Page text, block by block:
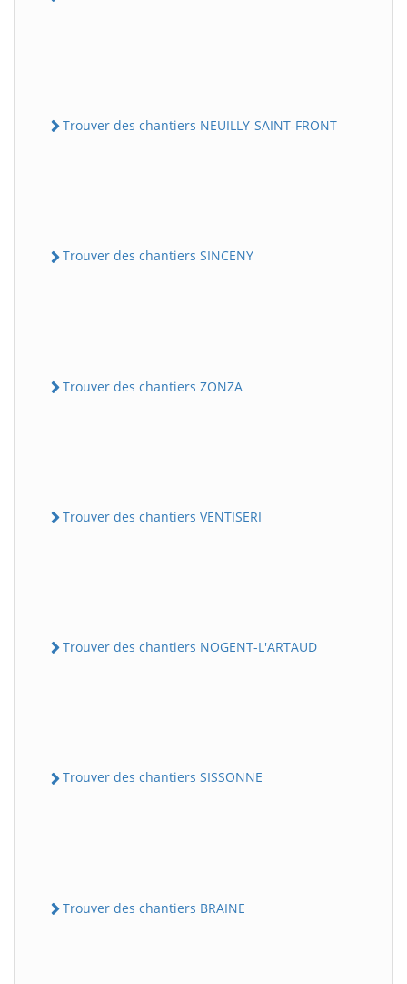
Trouver des chantiers NEUILLY-SAINT-FRONT
Trouver des chantiers SINCENY
Trouver des chantiers ZONZA
Trouver des chantiers VENTISERI
Trouver des chantiers NOGENT-L'ARTAUD
Trouver des chantiers SISSONNE
Trouver des chantiers BRAINE